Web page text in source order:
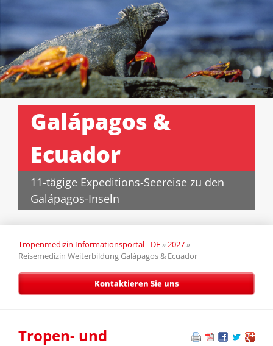
Galápagos &
Ecuador
11-tägige Expeditions-Seereise zu den
Galápagos-Inseln
Tropenmedizin Informationsportal - DE»2027»
Reisemedizin Weiterbildung Galápagos & Ecuador
Kontaktieren Sie uns
Tropen- und